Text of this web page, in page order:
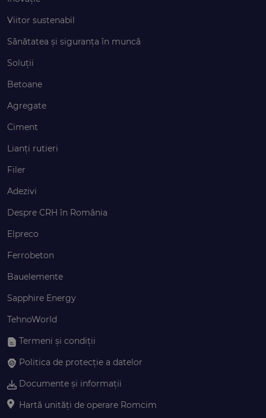
Viitor sustenabil
Sănătatea și siguranța în muncă
Soluții
Betoane
Agregate
Ciment
Lianți rutieri
Filer
Adezivi
Despre CRH în România
Elpreco
Ferrobeton
Bauelemente
Sapphire Energy
TehnoWorld
Termeni și condiții
Politica de protecție a datelor
Documente și informații
Hartă unități de operare Romcim